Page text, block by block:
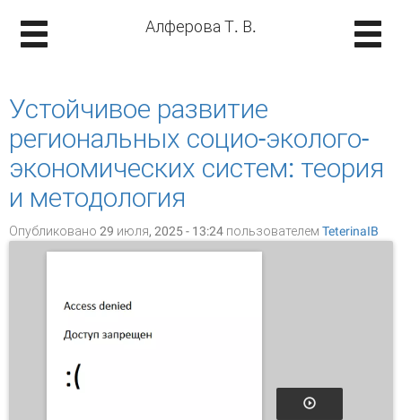
Алферова Т. В.
Устойчивое развитие
региональных социо-эколого-
экономических систем: теория
и методология
Опубликовано 29 июля, 2025 - 13:24 пользователем TeterinaIB